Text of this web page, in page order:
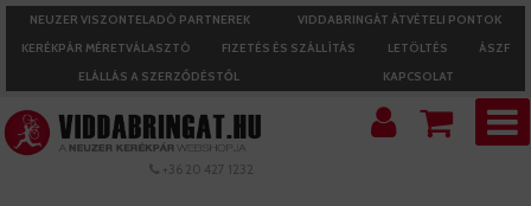
NEUZER VISZONTELADÓ PARTNEREK
VIDDABRINGÁT ÁTVÉTELI PONTOK
KERÉKPÁR MÉRETVÁLASZTÓ
FIZETÉS ÉS SZÁLLÍTÁS LETÖLTÉS
ÁSZF
ELÁLLÁS A SZERZŐDÉSTŐL
KAPCSOLAT
+36 20 427 1232